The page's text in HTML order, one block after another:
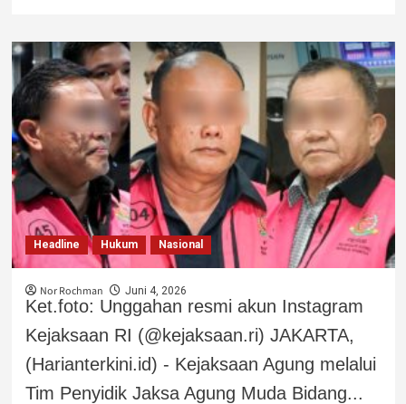
Headline Hukum Nasional
Nor Rochman Juni 4, 2026
Ket.foto: Unggahan resmi akun Instagram
Kejaksaan RI (@kejaksaan.ri) JAKARTA,
(Harianterkini.id) - Kejaksaan Agung melalui
Tim Penyidik Jaksa Agung Muda Bidang...